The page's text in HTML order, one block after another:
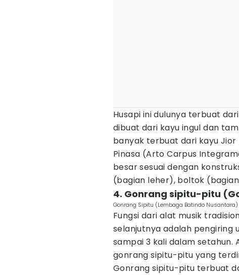
Husapi ini dulunya terbuat
dibuat dari kayu ingul dan
banyak terbuat dari kayu Jior
Pinasa (Arto Carpus
besar sesuai dengan
(bagian leher), boltok
4. Gonrang sipitu-pitu
Gonrang Sipitu (Lembaga Batindo Nusantara)
Fungsi dari alat musik
selanjutnya adalah pengiring
sampai 3 kali dalam
gonrang sipitu-pitu yang
Gonrang sipitu-pitu terbuat